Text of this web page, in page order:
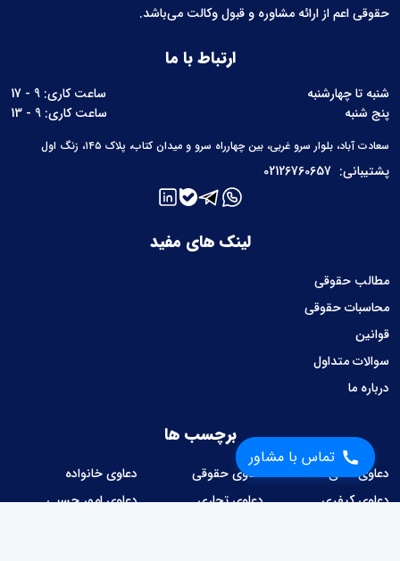
تماس با مشاور
حقوقی اعم از ارائه مشاوره و قبول وکالت می‌باشد.
لینک های مفید
مطالب حقوقی
محاسبات حقوقی
قوانین
سوالات متداول
درباره ما
برچسب ها
دعاوی ملکی دعاوی حقوقی
دعاوی خانواده
دعاوی کیفری
دعاوی تجاری
دعاوی امور حسبی
ارتباط با ما
شنبه تا چهارشنبه
ساعت کاری: 9 - 17
پنج شنبه
ساعت کاری: 9 - 13
سعادت آباد، بلوار سرو غربی، بین چهارراه سرو و میدان کتاب، پلاک ۱۴۵، زنگ اول
پشتیبانی: 02126760657